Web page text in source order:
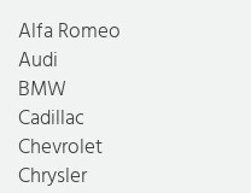
Alfa Romeo
Audi
BMW
Cadillac
Chevrolet
Chrysler